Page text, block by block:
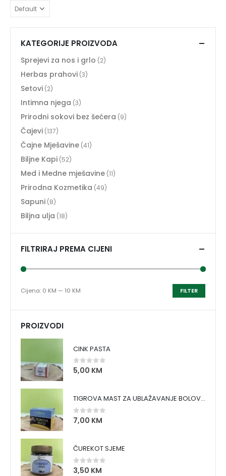
KATEGORIJE PROIZVODA
Sprejevi za nos i grlo (2)
Herbas prahovi (3)
Setovi (2)
Intimna njega (3)
Prirodni sokovi bez šećera (9)
Čajevi (137)
Čajne Mješavine (41)
Biljne Kapi (52)
Med i Medne mješavine (11)
Prirodna Kozmetika (49)
Sapuni (8)
Biljna ulja (18)
FILTRIRAJ PREMA CIJENI
FILTER
Cijena: 0 KM — 10 KM
PROIZVODI
CINK PASTA
0 out of 5
5,00 KM
TIGROVA MAST ZA UBLAŽAVANJE BOLOVA I ZAGRIJAVANJE MIŠIĆA
0 out of 5
7,00 KM
ČUREKOT SJEME
0 out of 5
3,50 KM